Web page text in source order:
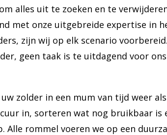
alles uit te zoeken en te
met onze uitgebreide expertise in
zijn wij op elk scenario
geen taak is te uitdagend voor
zolder in een mum van tijd weer
in, sorteren wat nog bruikbaar is
Alle rommel voeren we op een